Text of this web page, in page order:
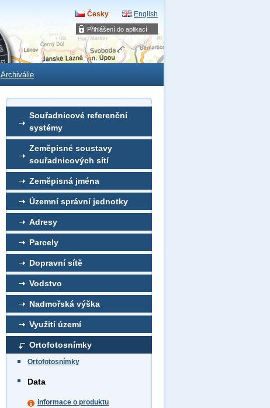
Přihlášení do aplikací
Česky English
Archiválie
Souřadnicové referenční
systémy
Zeměpisné soustavy
souřadnicových sítí
Zeměpisná jména
Územní správní jednotky
Adresy
Parcely
Dopravní sítě
Vodstvo
Nadmořská výška
Využití území
Ortofotosnímky
Ortofotosnímky
Data
informace o produktu